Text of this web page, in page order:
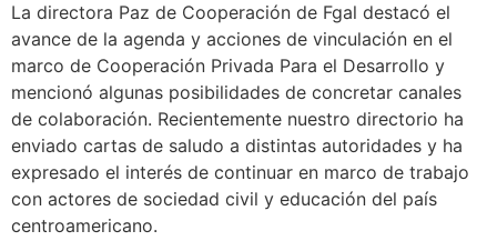
La directora Paz de Cooperación de Fgal destacó el
avance de la agenda y acciones de vinculación en el
marco de Cooperación Privada Para el Desarrollo y
mencionó algunas posibilidades de concretar canales
de colaboración. Recientemente nuestro directorio ha
enviado cartas de saludo a distintas autoridades y ha
expresado el interés de continuar en marco de trabajo
con actores de sociedad civil y educación del país
centroamericano.